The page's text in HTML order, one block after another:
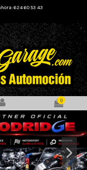
624 60 53 43
0